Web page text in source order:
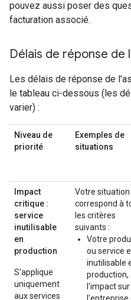
pouvez aussi poser des
facturation associé.
Délais de réponse de
Les délais de réponse de
le tableau ci-dessous (les
varier) :
Niveau de
priorité
Exemples de
situations
Impact
critique :
service
inutilisable
en
production
S'applique
uniquement
aux services
Votre situation
correspond à
les critères
suivants :
Votre
ou service
inutilisable
production,
l'impact sur
l'entreprise